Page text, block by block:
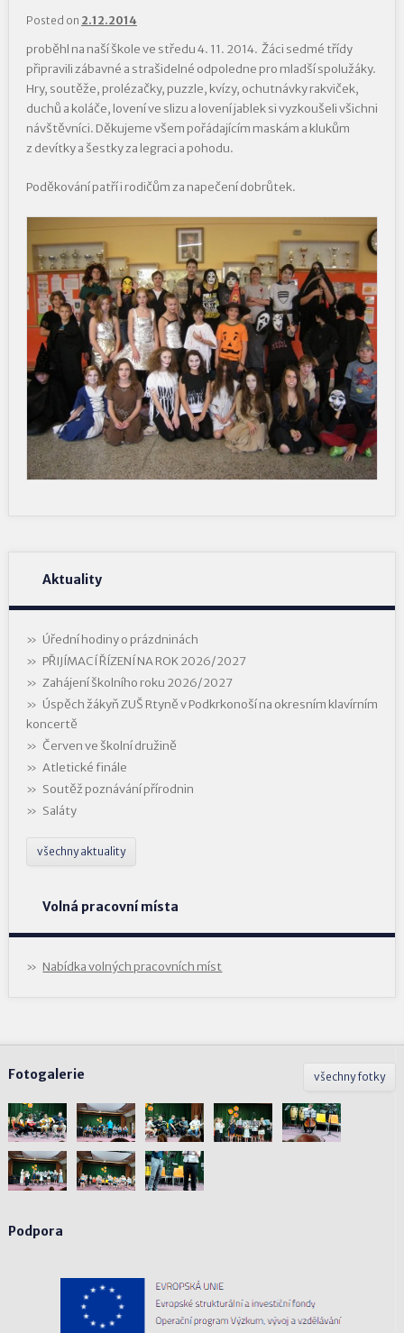
Posted on 2.12.2014
proběhl na naší škole ve středu 4. 11. 2014. Žáci sedmé třídy
připravili zábavné a strašidelné odpoledne pro mladší spolužáky.
Hry, soutěže, prolézačky, puzzle, kvízy, ochutnávky rakviček,
duchů a koláče, lovení ve slizu a lovení jablek si vyzkoušeli všichni
návštěvníci. Děkujeme všem pořádajícím maskám a klukům
z devítky a šestky za legraci a pohodu.
Poděkování patří i rodičům za napečení dobrůtek.
Aktuality
Úřední hodiny o prázdninách
PŘIJÍMACÍ ŘÍZENÍ NA ROK 2026/2027
Zahájení školního roku 2026/2027
Úspěch žákyň ZUŠ Rtyně v Podkrkonoší na okresním klavírním
koncertě
Červen ve školní družině
Atletické finále
Soutěž poznávání přírodnin
Saláty
všechny aktuality
Volná pracovní místa
Nabídka volných pracovních míst
všechny fotky
Fotogalerie
Podpora